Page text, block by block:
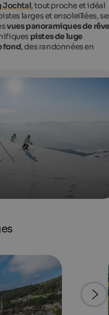
Jochtal
Jochtal, tout proche et idéal
larges et ensoleillées,
vues panoramiques de
pistes de luge
fond, des randonnées en